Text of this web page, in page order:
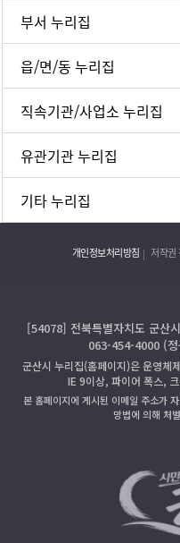
부서 누리집
읍/면/동 누리집
직속기관/사업소 누리집
유관기관 누리집
기타 누리집
개인정보처리방침 저작권
[54078] 전북특별자치도 군산
063-454-4000 (
군산시 누리집(홈페이지)은 운영
IE 9이상, 파이어 폭스,
본 홈페이지에 게시된 이메일 주소가
망법에 의해 처